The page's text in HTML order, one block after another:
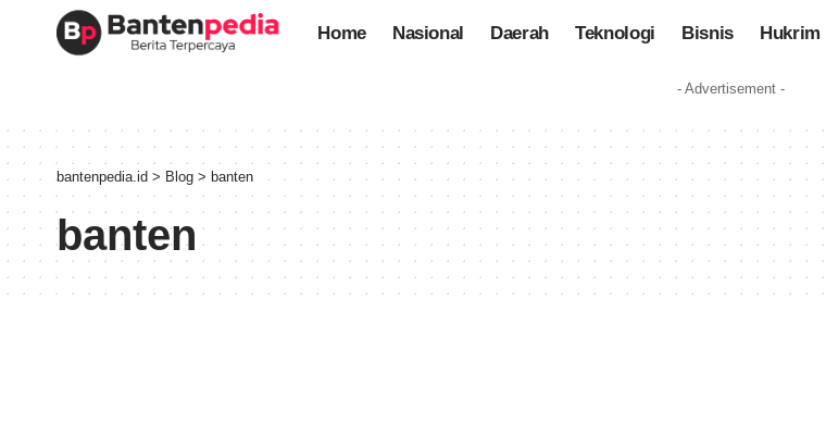
Home Nasional Daerah Teknologi Bisnis Hukrim
- Advertisement -
bantenpedia.id > Blog > banten
banten